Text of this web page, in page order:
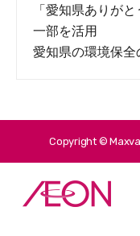
「愛知県ありが
一部を活用
愛知県の環境保全
Copyright ©